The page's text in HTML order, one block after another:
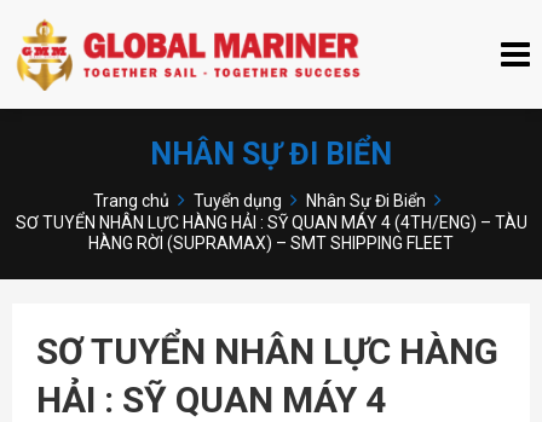
NHÂN SỰ ĐI BIỂN
Trang chủ Tuyển dụng
Nhân Sự Đi Biển
SƠ TUYỂN NHÂN LỰC HÀNG HẢI : SỸ QUAN MÁY 4 (4TH/ENG) – TÀU
HÀNG RỜI (SUPRAMAX) – SMT SHIPPING FLEET
SƠ TUYỂN NHÂN LỰC HÀNG
HẢI : SỸ QUAN MÁY 4